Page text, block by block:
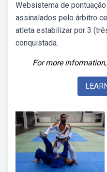
Websistema de
assinalados pelo árbitro
atleta estabilizar por 3
conquistada.
For more